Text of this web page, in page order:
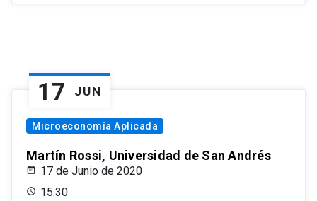
17 JUN
Microeconomía Aplicada
Martín Rossi, Universidad de San Andrés
17 de Junio de 2020
15:30